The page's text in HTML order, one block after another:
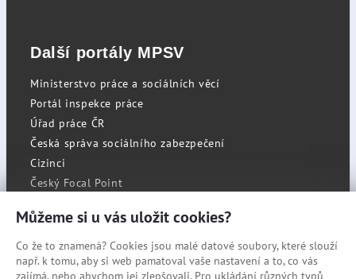
Další portály MPSV
Ministerstvo práce a sociálních věcí
Portál inspekce práce
Úřad práce ČR
Česká správa sociálního zabezpečení
Cizinci
Český Focal Point
RSS
Cookies
Můžeme si u vás uložit cookies?
Co že to znamená? Cookies jsou malé datové soubory, které slouží
např. k tomu, aby si web pamatoval vaše nastavení a to, co vás
zajímá, nebo abychom jej zlepšovali. Pro ukládání různých typů